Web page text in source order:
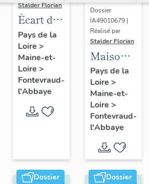
Stalder Florian
Écart de
la Haute-
Ânerie
ou de la
Haute-
Rue,
Fontevraud-
l'Abbaye
Pays de la
Loire >
Maine-et-
Loire >
Fontevraud-
l'Abbaye
Dossier
IA49010679 |
Réalisé par
Stalder Florian
Maison,
127 rue
des
Perdrielles,
l'Abbaye
Pays de la
Loire >
Maine-et-
Loire >
Fontevraud-
l'Abbaye
Dossier Dossier